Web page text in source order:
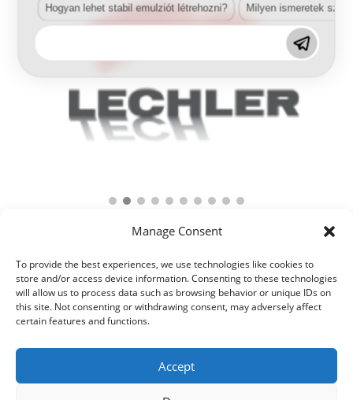
Manage Consent
To provide the best experiences, we use technologies like cookies to
store and/or access device information. Consenting to these technologies
will allow us to process data such as browsing behavior or unique IDs on
this site. Not consenting or withdrawing consent, may adversely affect
certain features and functions.
Accept
Hogyan lehet stabil emulziót létrehozni? Milyen ismeretek